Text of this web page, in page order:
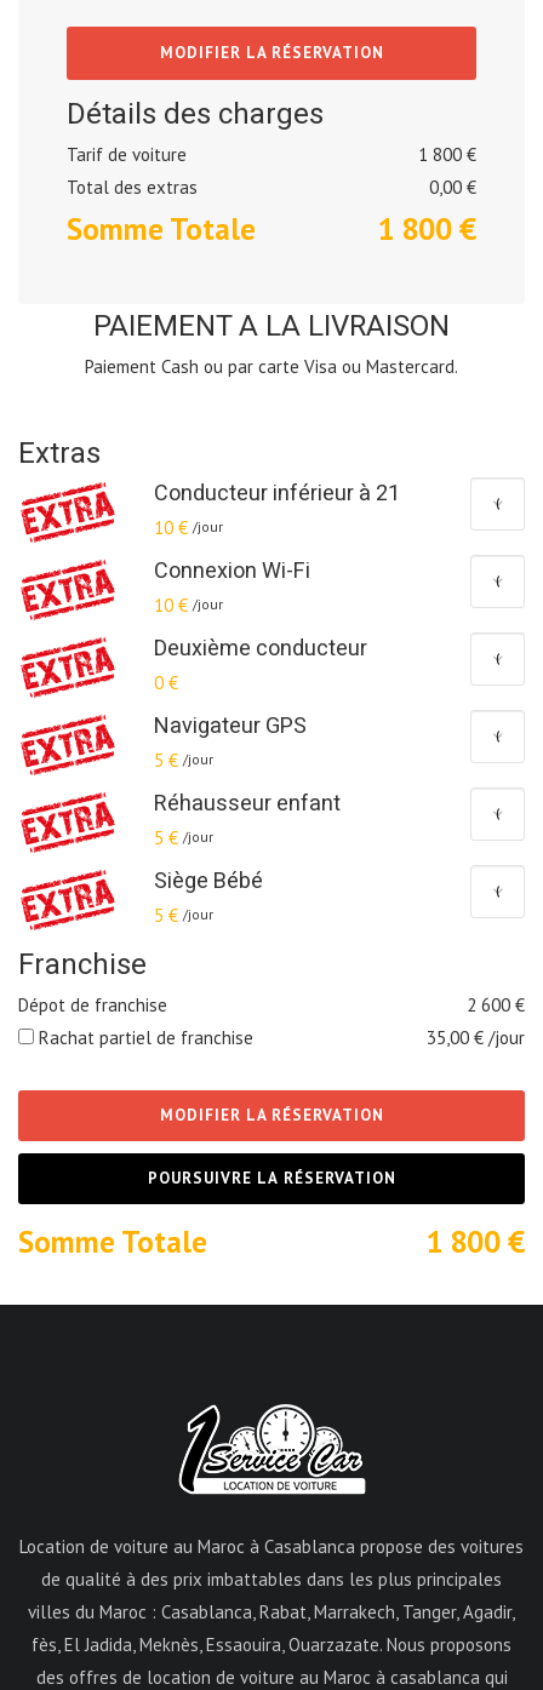
MODIFIER LA RÉSERVATION
Détails des charges
Tarif de voiture
1 800 €
Total des extras
0,00 €
Somme Totale 1 800€
PAIEMENT A LA LIVRAISON
Paiement Cash ou par carte Visa ou Mastercard.
Extras
Conducteur inférieur à 21
10 € /jour
Connexion Wi-Fi
10 € /jour
Deuxième conducteur
0 €
Navigateur GPS
5 € /jour
Réhausseur enfant
5 € /jour
Siège Bébé
5 € /jour
Franchise
Dépot de franchise 2 600 €
Rachat partiel de franchise
35,00 € /jour
MODIFIER LA RÉSERVATION
POURSUIVRE LA RÉSERVATION
Somme Totale 1 800€
Location de voiture au Maroc à Casablanca propose des voitures
de qualité à des prix imbattables dans les plus principales
villes du Maroc : Casablanca, Rabat, Marrakech, Tanger, Agadir,
fès, El Jadida, Meknès, Essaouira, Ouarzazate. Nous proposons
des offres de location de voiture au Maroc à casablanca qui